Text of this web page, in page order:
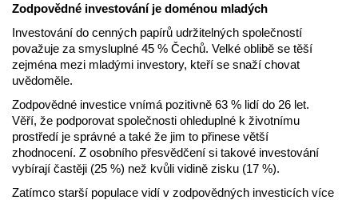
Zodpovědné investování je doménou mladých
Investování do cenných papírů udržitelných společností
považuje za smysluplné 45 % Čechů. Velké oblibě se těší
zejména mezi mladými investory, kteří se snaží chovat
uvědoměle.
Zodpovědné investice vnímá pozitivně 63 % lidí do 26 let.
Věří, že podporovat společnosti ohleduplné k životnímu
prostředí je správné a také že jim to přinese větší
zhodnocení. Z osobního přesvědčení si takové investování
vybírají častěji (25 %) než kvůli vidině zisku (17 %).
Zatímco starší populace vidí v zodpovědných investicích více